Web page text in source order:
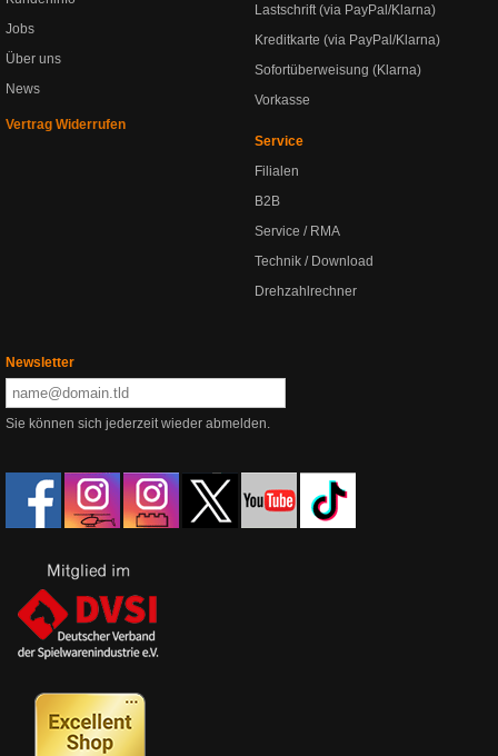
Jobs
Über uns
News
Vertrag Widerrufen
Lastschrift (via PayPal/Klarna)
Kreditkarte (via PayPal/Klarna)
Sofortüberweisung (Klarna)
Vorkasse
Service
Filialen
B2B
Service / RMA
Technik / Download
Drehzahlrechner
Newsletter
Sie können sich jederzeit wieder abmelden.